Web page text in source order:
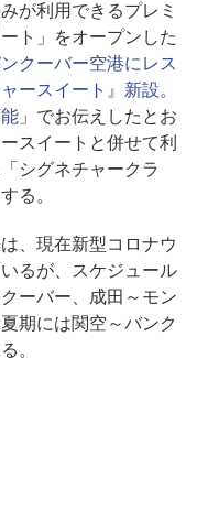
が利用できるプレミ
ト」をオープンした
クーバー空港にレス
ースイート』新設。
」でお伝えしたとお
スイートと併せて利
シグネチャークラ
る。
、現在新型コロナウ
るが、スケジュール
ーバー、成田～モン
期には関空～バンク
。